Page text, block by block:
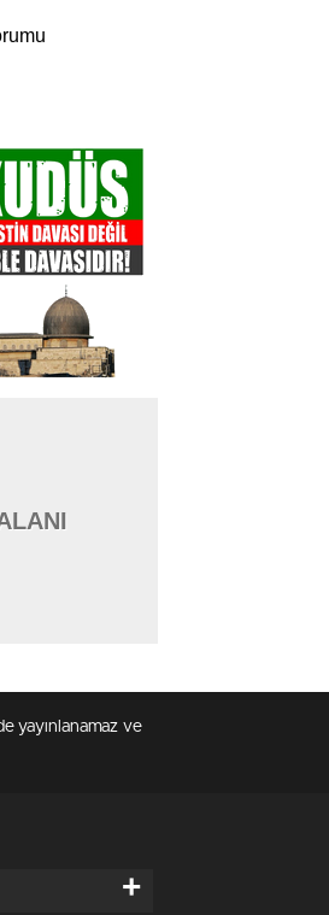
yayınlanamaz ve
+